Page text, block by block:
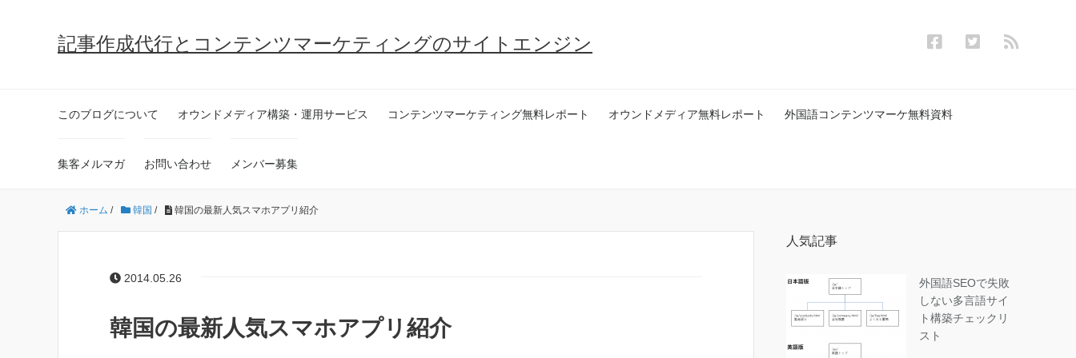
記事作成代行とコンテンツマーケティングのサイトエンジン
このブログについて オウンドメディア構築・運用サービス コンテンツマーケティング無料レポート オウンドメディア無料レポート 外国語コンテンツマーケ無料資料
集客メルマガ お問い合わせ メンバー募集
ホーム / 韓国 / 韓国の最新人気スマホアプリ紹介
2014.05.26
韓国の最新人気スマホアプリ紹介
人気記事
外国語SEOで失敗
しない多言語サイ
ト構築チェックリ
スト